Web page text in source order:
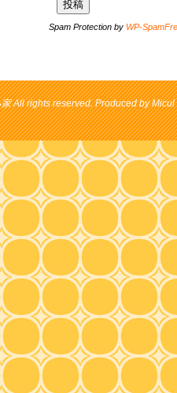
Spam Protection by WP-
All rights reserved. Produced by Micul